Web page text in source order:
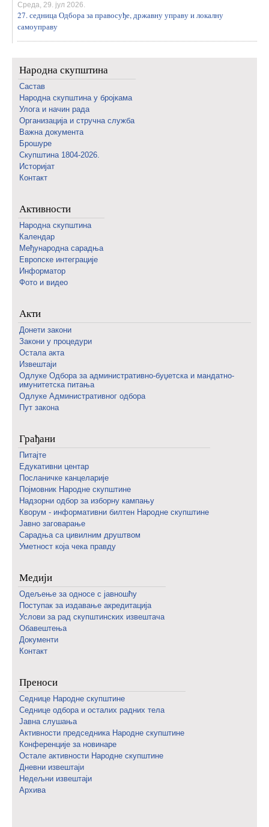
Среда, 29. јул 2026.
27. седница Одбора за правосуђе, државну управу и локалну
самоуправу
Народна скупштина
Састав
Народна скупштина у бројкама
Улога и начин рада
Организација и стручна служба
Важна документа
Брошуре
Скупштина 1804-2026.
Историјат
Контакт
Активности
Народна скупштина
Календар
Међународна сарадња
Европске интеграције
Информатор
Фото и видео
Акти
Донети закони
Закони у процедури
Остала акта
Извештаји
Одлуке Одбора за административно-буџетска и мандатно-
имунитетска питања
Одлуке Административног одбора
Пут закона
Грађани
Питајте
Едукативни центар
Посланичке канцеларије
Појмовник Народне скупштине
Надзорни одбор за изборну кампању
Кворум - информативни билтен Народне скупштине
Јавно заговарање
Сарадња са цивилним друштвом
Уметност која чека правду
Медији
Одељење за односе с јавношћу
Поступак за издавање акредитација
Услови за рад скупштинских извештача
Обавештења
Документи
Контакт
Преноси
Седнице Народне скупштине
Седнице одбора и осталих радних тела
Јавна слушања
Активности председника Народне скупштине
Конференције за новинаре
Oстале активности Народне скупштине
Дневни извештаји
Недељни извештаји
Архива